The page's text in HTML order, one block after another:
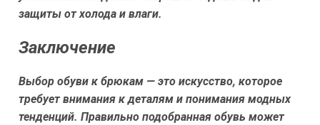
защиты от холода и влаги.
Заключение
Выбор обуви к брюкам — это искусство, которое
требует внимания к деталям и понимания модных
тенденций. Правильно подобранная обувь может